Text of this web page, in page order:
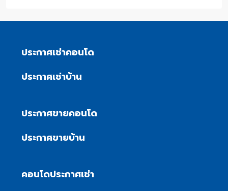
ประกาศเช่าคอนโด
ประกาศเช่าบ้าน
ประกาศขายคอนโด
ประกาศขายบ้าน
คอนโดประกาศเช่า